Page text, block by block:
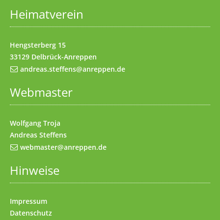
Impressum(Access key 8)
Kontakt(Access key 9)
Heimatverein
Hengsterberg 15
33129 Delbrück-Anreppen
andreas.steffens@anreppen.de
Webmaster
Wolfgang Troja
Andreas Steffens
webmaster@anreppen.de
Hinweise
Impressum
Datenschutz